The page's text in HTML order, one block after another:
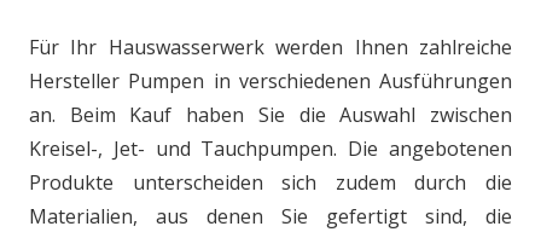
Für Ihr Hauswasserwerk werden Ihnen zahlreiche
Hersteller Pumpen in verschiedenen Ausführungen
an. Beim Kauf haben Sie die Auswahl zwischen
Kreisel-, Jet- und Tauchpumpen. Die angebotenen
Produkte unterscheiden sich zudem durch die
Materialien, aus denen Sie gefertigt sind, die